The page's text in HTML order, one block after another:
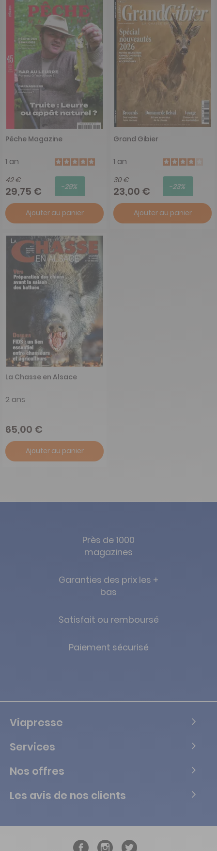
Pêche Magazine
1 an
42 €
29,75 € -29%
Ajouter au panier
Grand Gibier
1 an
30 €
23,00 € -23%
Ajouter au panier
La Chasse en Alsace
2 ans
65,00 €
Ajouter au panier
Près de 1000
magazines
Garanties des prix les +
bas
Satisfait ou remboursé
Paiement sécurisé
Viapresse
Services
Nos offres
Les avis de nos clients